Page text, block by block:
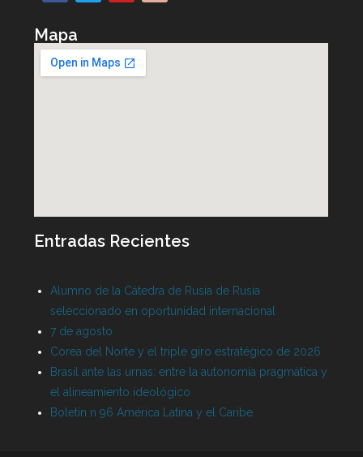
Mapa
Entradas Recientes
Alumno de la Cátedra de Rusia de Rusia
seleccionado en oportunidad internacional
7 de agosto
Corea del Norte y el triple giro estratégico de 2026
Brasil ante las urnas: entre la autonomía pragmática y
el alineamiento ideológico
Boletín n 96 América Latina y el Caribe